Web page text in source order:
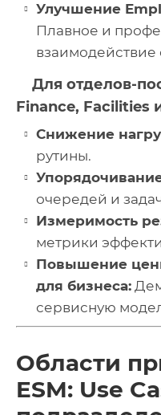
Улучшение
Плавное и
Для отделов-
Finance, Facilities
Снижение
рутины.
очередей и
Измеримость
метрики
Повышение
для бизнеса:
сервисную
Области
ESM: Use